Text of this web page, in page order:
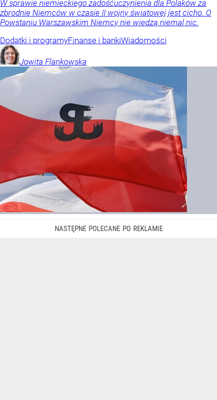
W sprawie niemieckiego zadośćuczynienia dla Polaków za
zbrodnie Niemców w czasie II wojny światowej jest cicho. O
Powstaniu Warszawskim Niemcy nie wiedzą niemal nic.
Dodatki i programyFinanse i bankiWiadomości
Jowita Flankowska